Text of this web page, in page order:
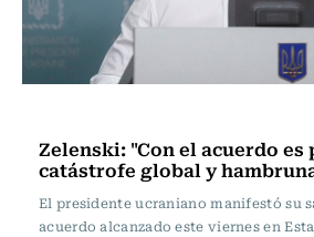
Zelenski: "Con el acuerdo
catástrofe global y
El presidente ucraniano manifestó su
acuerdo alcanzado este viernes en